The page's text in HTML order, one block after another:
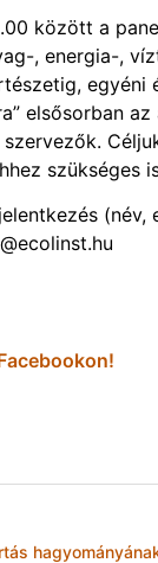
között a
, energia-,
egyéni
elsősorban
szükséges